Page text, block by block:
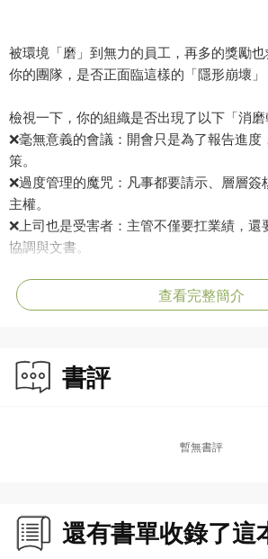
被環境「磨」到無力的員工，再多的獎勵也
你的團隊，是否正面臨這樣的「隱形崩壞」
檢視一下，你的組織是否出現了以下「消磨
❌毫無意義的會議：開會只是為了報告進度
策。
❌過度管理的魔咒：凡事都要請示、層層簽
主權。
❌上司也是受害者：主管不僅要扛業績，還
協調與文書。
員工對成就感的渴望。
有毒的主管風格：朝令夕改、情緒化、甚
真正的「工作改革」，不是只有準時下班！
如果員工在工作中感覺不到「信任」與「
擁有包含UNIQLO、SoftBank、Recruit等
從根本打造「自動自發」的強健體質
查看完整簡介
書評
暫無書評
還有書單收錄了這